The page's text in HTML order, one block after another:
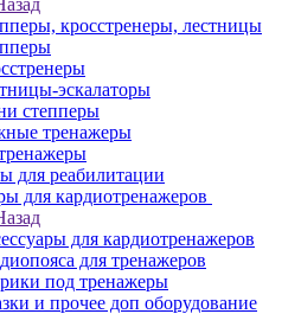
кросстренеры, лестницы
эскалаторы
степперы
тренажеры
для реабилитации
для кардиотренажеров
для кардиотренажеров
для тренажеров
под тренажеры
и прочее доп оборудование